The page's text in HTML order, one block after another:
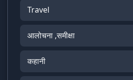
Travel
आलोचना ,समीक्षा
कहानी